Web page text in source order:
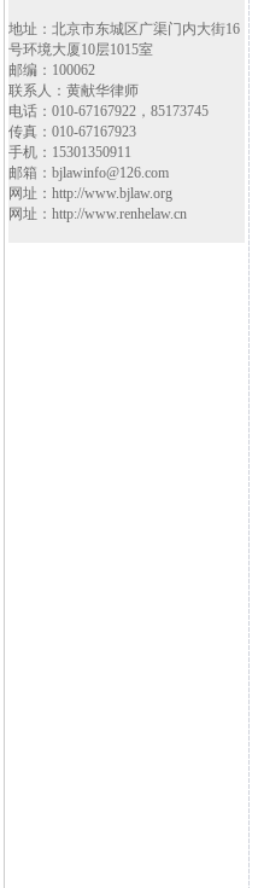
地址：北京市东城区广渠门内大街16
号环境大厦10层1015室
邮编：100062
联系人：黄献华律师
电话：010-67167922，85173745
传真：010-67167923
手机：15301350911
邮箱：bjlawinfo@126.com
网址：http://www.bjlaw.org
网址：http://www.renhelaw.cn